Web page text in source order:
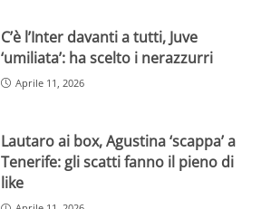
C’è l’Inter davanti a tutti, Juve
‘umiliata’: ha scelto i nerazzurri
Aprile 11, 2026
Lautaro ai box, Agustina ‘scappa’ a
Tenerife: gli scatti fanno il pieno di
like